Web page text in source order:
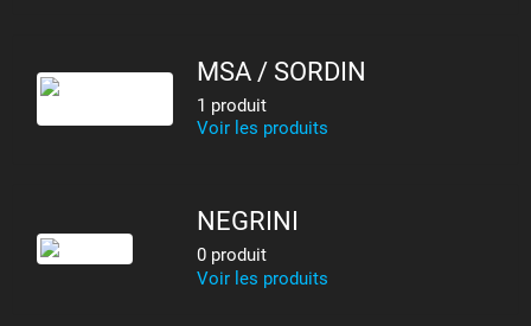
MSA / SORDIN
1 produit
Voir les produits
NEGRINI
0 produit
Voir les produits